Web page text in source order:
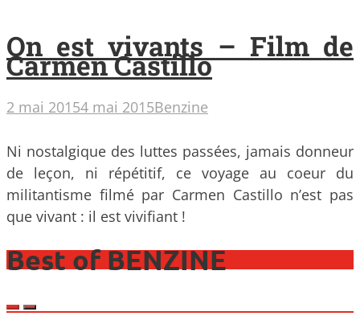
On est vivants – Film de
Carmen Castillo
2 mai 20154 mai 2015Benzine
Ni nostalgique des luttes passées, jamais donneur
de leçon, ni répétitif, ce voyage au coeur du
militantisme filmé par Carmen Castillo n’est pas
que vivant : il est vivifiant !
Best of BENZINE